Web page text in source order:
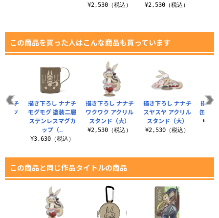
¥2,530（税込） ¥2,530（税込）
この商品を買った人はこんな商品も買っています
描き下ろし ナナチ
ワクワク アクリル
スタンド（大）
¥2,530（税込）
描き下ろし ナナチ
スヤスヤ アクリル
スタンド（大）
¥2,530（税込）
描き
缶バッ
ナチ
ャツ
描き下ろし ナナチ
モグモグ 塗装二層
ステンレスマグカ
ップ（..
¥3,630（税込）
この商品と同じ作品タイトルの商品